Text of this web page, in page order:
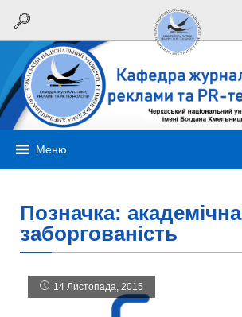
Меню
Позначка: академічна
заборгованість
14 Листопада, 2015